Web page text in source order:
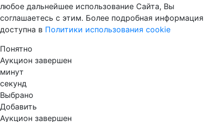
любое дальнейшее использование Сайта, Вы
соглашаетесь с этим. Более подробная информация
доступна в Политики использования cookie
Понятно
Аукцион завершен
минут
секунд
Выбрано
Добавить
Аукцион завершен